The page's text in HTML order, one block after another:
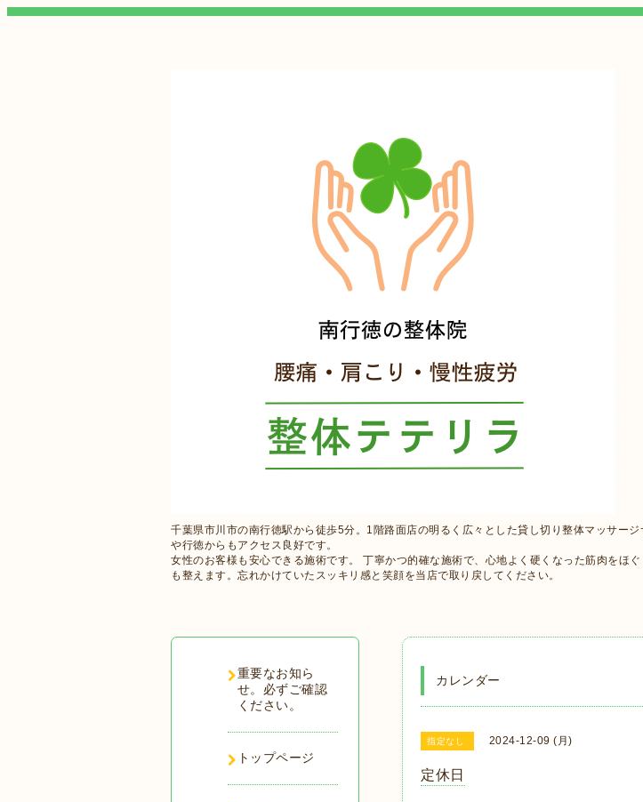
千葉県市川市の南行徳駅から徒歩5分。1階路面店の明るく広々とした貸し切り整体マッサー
や行徳からもアクセス良好です。
女性のお客様も安心できる施術です。 丁寧かつ的確な施術で、心地よく硬くなった筋肉をほ
も整えます。忘れかけていたスッキリ感と笑顔を当店で取り戻してください。
カレンダー
指定なし 2024-12-09 (月)
定休日
重要なお知ら
せ。必ずご確認
ください。
トップページ